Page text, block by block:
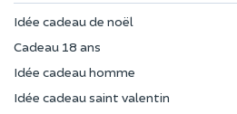
Idée cadeau de noël
Cadeau 18 ans
Idée cadeau homme
Idée cadeau saint valentin